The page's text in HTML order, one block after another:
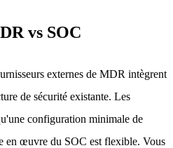
vs SOC
externes de MDR intègrent
de sécurité existante. Les
configuration minimale de
en œuvre du SOC est flexible. Vous